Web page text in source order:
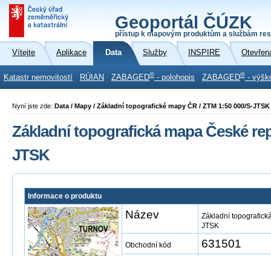
Geoportál ČÚZK
přístup k mapovým produktům a službám
Vítejte Aplikace Data Služby INSPIRE
Katastr nemovitostí RÚIAN ZABAGED® - polohopis ZABAGED® -
Nyní jste zde: Data / Mapy / Základní topografické mapy ČR / ZTM 1:50 000/S-JTSK
Základní topografická mapa České
JTSK
Informace o produktu
Název
Základní
JTSK
Obchodní kód 631501